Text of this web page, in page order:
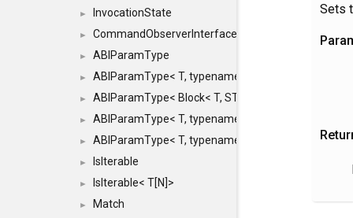
► InvocationState
► CommandObserverInterface
► ABIParamType
► ABIParamType< T, typename std::enable_if<
► ABIParamType< Block< T, STRIDED, MOVE > >
► ABIParamType< T, typename std::enable_if<
► ABIParamType< T, typename std::enable_if<
► IsIterable
► IsIterable< T[N]>
► Match
Sets